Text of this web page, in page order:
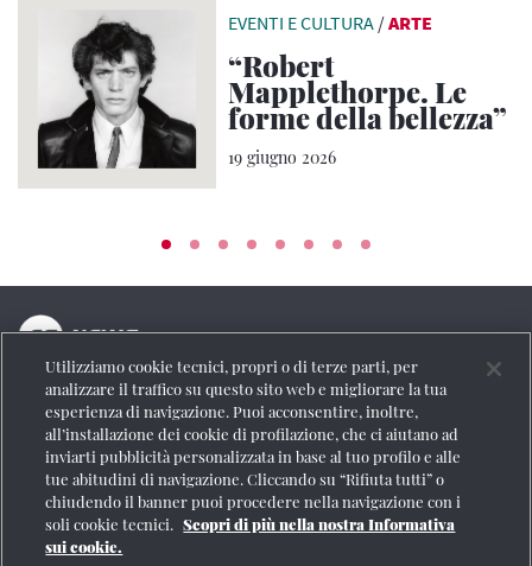
EVENTI E CULTURA /ARTE
“Robert
Mapplethorpe. Le
forme della bellezza”
19 giugno 2026
La testata online del Gruppo FS Italiane
Social
Se vuoi contattarci o avere altre informazioni
Utilizziamo cookie tecnici, propri o di terze parti, per
analizzare il traffico su questo sito web e migliorare la tua
esperienza di navigazione. Puoi acconsentire, inoltre,
all’installazione dei cookie di profilazione, che ci aiutano ad
inviarti pubblicità personalizzata in base al tuo profilo e alle
tue abitudini di navigazione. Cliccando su “Rifiuta tutti” o
chiudendo il banner puoi procedere nella navigazione con i
soli cookie tecnici. Scopri di più nella nostra Informativa
sui cookie.